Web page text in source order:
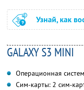
Узнай, как
GALAXY S3 MINI
Операционная
Сим-карты: 2 сим-